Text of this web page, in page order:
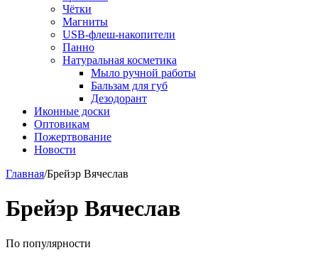
Чётки
Магниты
USB-флеш-накопители
Панно
Натуральная косметика
Мыло ручной работы
Бальзам для губ
Дезодорант
Иконные доски
Оптовикам
Пожертвование
Новости
Главная/Брейэр Вячеслав
Брейэр Вячеслав
По популярности